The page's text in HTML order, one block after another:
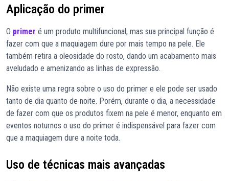
Aplicação do primer
O primer é um produto multifuncional, mas sua principal função é
fazer com que a maquiagem dure por mais tempo na pele. Ele
também retira a oleosidade do rosto, dando um acabamento mais
aveludado e amenizando as linhas de expressão.
Não existe uma regra sobre o uso do primer e ele pode ser usado
tanto de dia quanto de noite. Porém, durante o dia, a necessidade
de fazer com que os produtos fixem na pele é menor, enquanto em
eventos noturnos o uso do primer é indispensável para fazer com
que a maquiagem dure a noite toda.
Uso de técnicas mais avançadas